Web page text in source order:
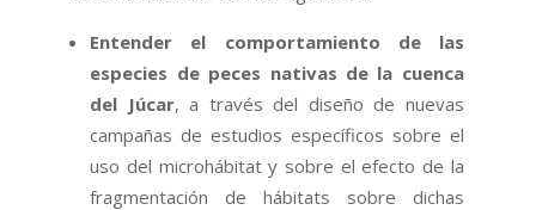
Entender el comportamiento de las
especies de peces nativas de la cuenca
del Júcar, a través del diseño de nuevas
campañas de estudios específicos sobre el
uso del microhábitat y sobre el efecto de la
fragmentación de hábitats sobre dichas